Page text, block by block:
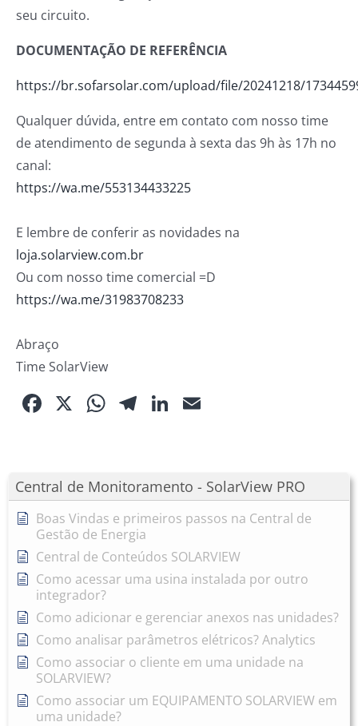
Central de Monitoramento - SolarView PRO
Boas Vindas e primeiros passos na Central de
Gestão de Energia
Central de Conteúdos SOLARVIEW
Como acessar uma usina instalada por outro
integrador?
Como adicionar e gerenciar anexos nas unidades?
Como analisar parâmetros elétricos? Analytics
Como associar o cliente em uma unidade na
SOLARVIEW?
Como associar um EQUIPAMENTO SOLARVIEW em
uma unidade?
seu circuito.
DOCUMENTAÇÃO DE REFERÊNCIA
https://br.sofarsolar.com/upload/file/20241218/
Qualquer dúvida, entre em contato com nosso time
de atendimento de segunda à sexta das 9h às 17h no
canal:
https://wa.me/553134433225
E lembre de conferir as novidades na
loja.solarview.com.br
Ou com nosso time comercial =D
https://wa.me/31983708233
Abraço
Time SolarView
Facebook
X WhatsApp
Telegram
LinkedIn